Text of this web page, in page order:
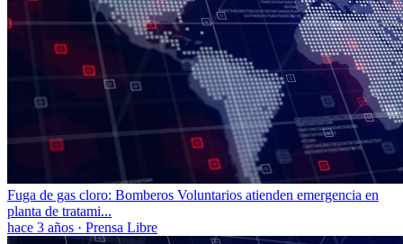
Fuga de gas cloro: Bomberos Voluntarios atienden emergencia en
planta de tratami...
hace 3 años · Prensa Libre